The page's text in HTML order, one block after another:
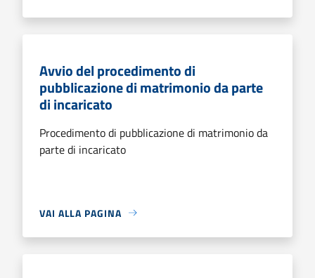
Avvio del procedimento di
pubblicazione di matrimonio da parte
di incaricato
Procedimento di pubblicazione di matrimonio da
parte di incaricato
VAI ALLA PAGINA